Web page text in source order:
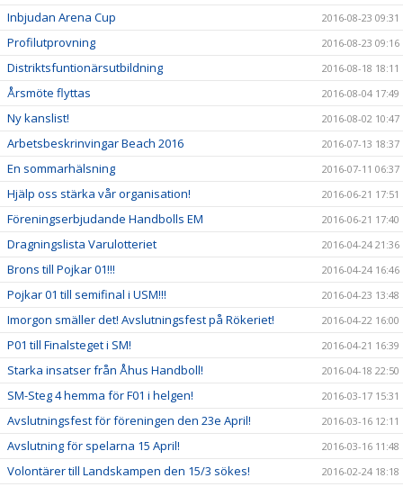
Inbjudan Arena Cup 2016-08-23 09:31
Profilutprovning 2016-08-23 09:16
Distriktsfuntionärsutbildning 2016-08-18 18:11
Årsmöte flyttas 2016-08-04 17:49
Ny kanslist! 2016-08-02 10:47
Arbetsbeskrinvingar Beach 2016 2016-07-13 18:37
En sommarhälsning 2016-07-11 06:37
Hjälp oss stärka vår organisation! 2016-06-21 17:51
Föreningserbjudande Handbolls EM 2016-06-21 17:40
Dragningslista Varulotteriet 2016-04-24 21:36
Brons till Pojkar 01!!! 2016-04-24 16:46
Pojkar 01 till semifinal i USM!!! 2016-04-23 13:48
Imorgon smäller det! Avslutningsfest på Rökeriet! 2016-04-22 16:00
P01 till Finalsteget i SM! 2016-04-21 16:39
Starka insatser från Åhus Handboll! 2016-04-18 22:50
SM-Steg 4 hemma för F01 i helgen! 2016-03-17 15:31
Avslutningsfest för föreningen den 23e April! 2016-03-16 12:11
Avslutning för spelarna 15 April! 2016-03-16 11:48
Volontärer till Landskampen den 15/3 sökes! 2016-02-24 18:18